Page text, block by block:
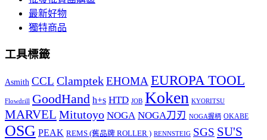
最新好物
獨特商品
工具標籤
Asmith CCL ClamptekEHOMA EUROPA TOOL
Flowdrill GoodHand h+s HTD JOB Koken KYORITSU
MARVEL Mitutoyo NOGA NOGA刀刃 NOGA握柄 OKABE
OSG PEAK REMS (舊品牌 ROLLER ) RENNSTEIG SGS SU'S